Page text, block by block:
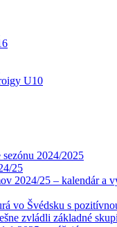
U10
2024/2025
25
2024/25 – kalendár a
vo Švédsku s
zvládli základné